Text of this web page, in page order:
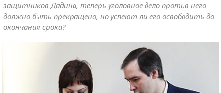
защитников Дадина, теперь уголовное дело против него
должно быть прекращено, но успеют ли его освободить до
окончания срока?